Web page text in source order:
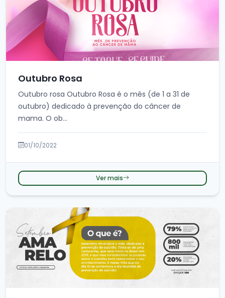
Outubro Rosa
Outubro rosa Outubro Rosa é o mês (de 1 a 31 de
outubro) dedicado à prevenção do câncer de
mama. O ob...
01/10/2022
Ver mais